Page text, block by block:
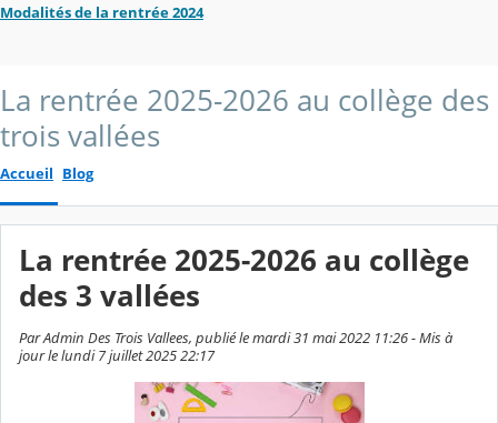
Modalités de la rentrée 2024
La rentrée 2025-2026 au collège des
trois vallées
Accueil Blog
La rentrée 2025-2026 au collège
des 3 vallées
Par Admin Des Trois Vallees, publié le mardi 31 mai 2022 11:26 - Mis à
jour le lundi 7 juillet 2025 22:17